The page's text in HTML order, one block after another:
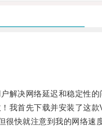
决网络延迟和稳定性的
首先下载并安装了这款
快就注意到我的网络速度